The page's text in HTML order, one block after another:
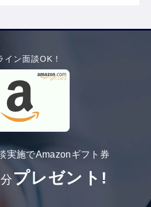
イン面談OK！
実施でAmazonギフト券
プレゼント!